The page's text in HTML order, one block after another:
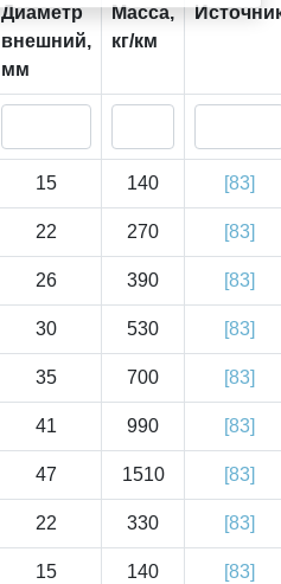
Диаметр
внешний,
мм
Масса,
кг/км
15 140 [83]
22 270 [83]
26 390 [83]
30 530 [83]
35 700 [83]
41 990 [83]
47 1510 [83]
22 330 [83]
15 140 [83]